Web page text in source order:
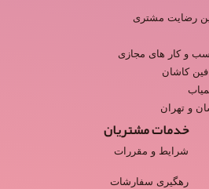
رضایت مشتری
و کار های مجازی
فین کاشان
و تهران
خدمات مشتریان
شرایط و مقررات
رهگیری سفارشات